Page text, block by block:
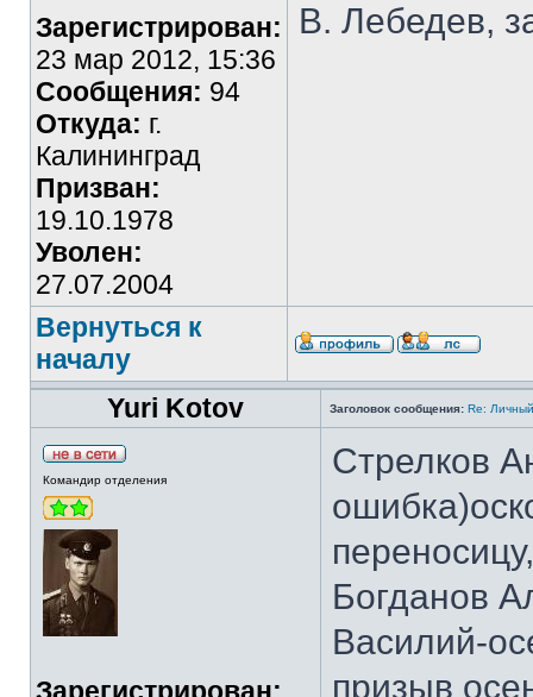
Зарегистрирован:
23 мар 2012, 15:36
Сообщения: 94
Откуда: г.
Калининград
Призван:
19.10.1978
Уволен:
27.07.2004
В. Лебедев,
Вернуться к
началу
Yuri Kotov
Заголовок сообщения: Re:
Командир отделения
Стрелков
Богданов
Василий-
призыв